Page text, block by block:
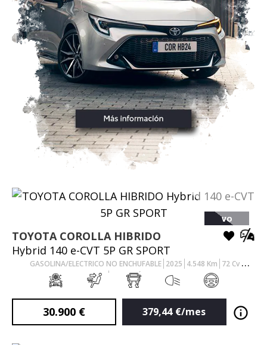
VO
TOYOTA COROLLA HIBRIDO
Hybrid 140 e-CVT 5P GR SPORT
GASOLINA/ELECTRICO NO ENCHUFABLE 2025 4.548 Km 72Cv
AUTOMÁTICO
30.900 € 379,44 €/mes